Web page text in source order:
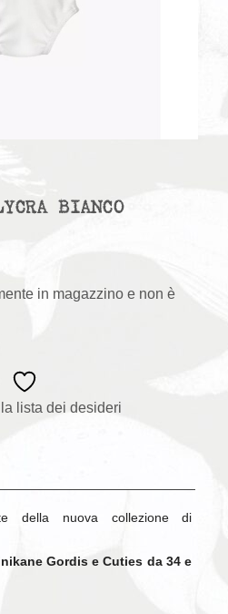
BIANCO
in magazzino e non è
lista dei desideri
della nuova collezione di
Gordis e Cuties da 34 e